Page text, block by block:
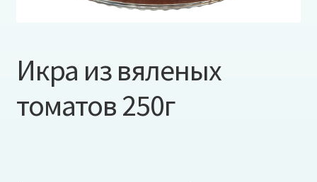
Икра из вяленых
томатов 250г